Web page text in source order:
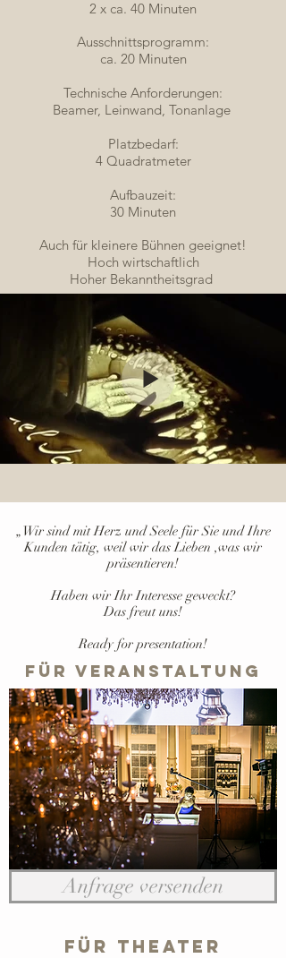
2 x ca. 40 Minuten
Ausschnittsprogramm:
ca. 20 Minuten
Technische Anforderungen:
Beamer, Leinwand, Tonanlage
Platzbedarf:
4 Quadratmeter
Aufbauzeit:
30 Minuten
Auch für kleinere Bühnen geeignet!
Hoch wirtschaftlich
Hoher Bekanntheitsgrad
„Wir sind mit Herz und Seele für Sie und Ihre
Kunden tätig, weil wir das Lieben ,was wir
präsentieren!
Haben wir Ihr Interesse geweckt?
Das freut uns!
Ready for presentation!
Für Veranstaltung
Anfrage versenden
Für Theater